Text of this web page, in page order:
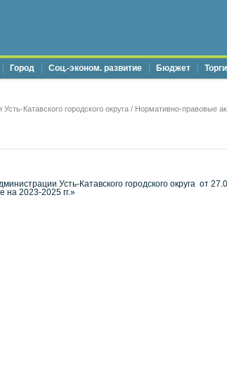
Город Соц.-эконом. развитие Бюджет
Катавского городского округа / Нормативно-правовые
Усть-Катавского городского округа от
на 2023-2025 гг.»